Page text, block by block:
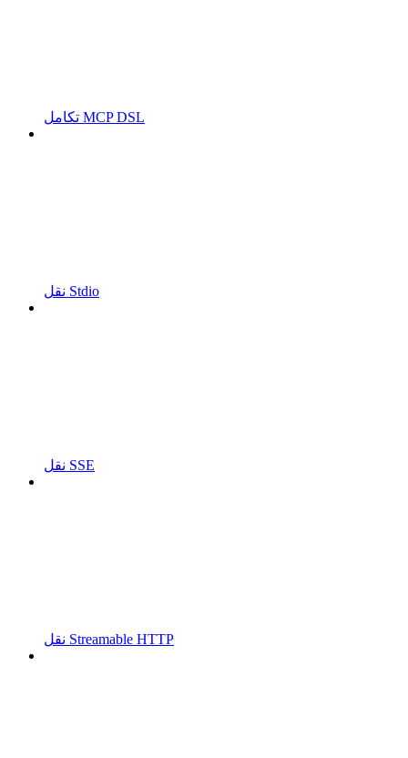
تكامل MCP DSL
نقل Stdio
نقل SSE
نقل Streamable HTTP